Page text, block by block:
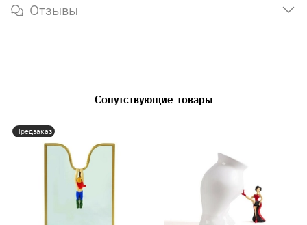
Отзывы
Сопутствующие товары
Предзаказ